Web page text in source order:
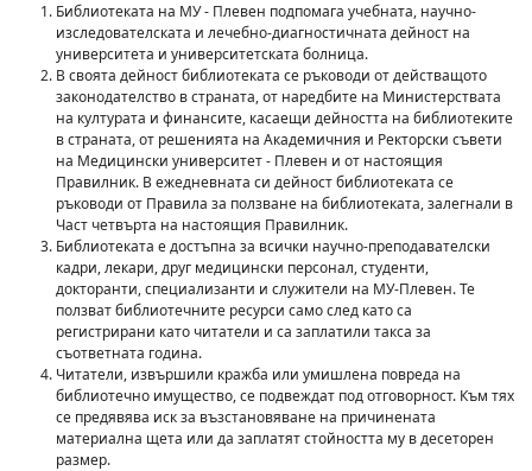
Библиотеката на МУ - Плевен подпомага учебната, научно-
изследователската и лечебно-диагностичната дейност на
университета и университетската болница.
В своята дейност библиотеката се ръководи от действащото
законодателство в страната, от наредбите на Министерствата
на културата и финансите, касаещи дейността на библиотеките
в страната, от решенията на Академичния и Ректорски съвети
на Медицински университет - Плевен и от настоящия
Правилник. В ежедневната си дейност библиотеката се
ръководи от Правила за ползване на библиотеката, залегнали в
Част четвърта на настоящия Правилник.
Библиотеката е достъпна за всички научно-преподавателски
кадри, лекари, друг медицински персонал, студенти,
докторанти, специализанти и служители на МУ-Плевен. Те
ползват библиотечните ресурси само след като са
регистрирани като читатели и са заплатили такса за
съответната година.
Читатели, извършили кражба или умишлена повреда на
библиотечно имущество, се подвеждат под отговорност. Към тях
се предявява иск за възстановяване на причинената
материална щета или да заплатят стойността му в десеторен
размер.